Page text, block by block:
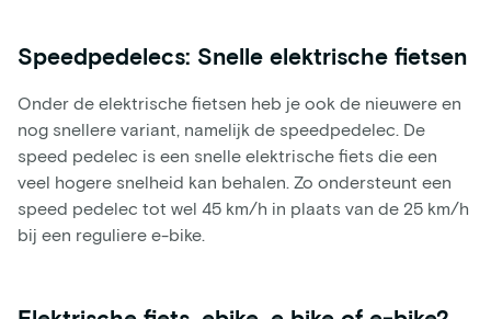
Speedpedelecs: Snelle elektrische fietsen
Onder de elektrische fietsen heb je ook de nieuwere en
nog snellere variant, namelijk de speedpedelec. De
speed pedelec is een snelle elektrische fiets die een
veel hogere snelheid kan behalen. Zo ondersteunt een
speed pedelec tot wel 45 km/h in plaats van de 25 km/h
bij een reguliere e-bike.